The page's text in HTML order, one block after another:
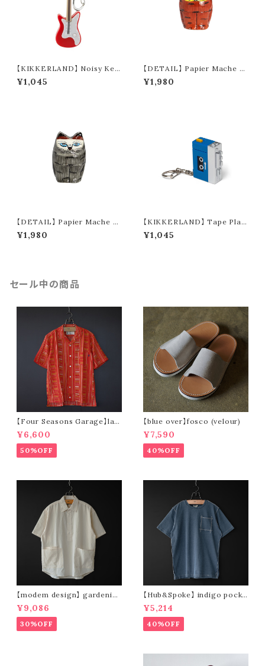
【KIKKERLAND】 Noisy Key
Light "Guitar" (2colors)
¥1,045
【DETAIL】 Papier Mache St
anding Cat (brown)
¥1,980
【DETAIL】 Papier Mache St
anding Cat (gray)
¥1,980
【KIKKERLAND】 Tape Play
er LED Keychain
¥1,045
セール中の商品
【Four Seasons Garage】lad
der stripe open collar s/s s
hirt (orange)
¥6,600
50%OFF
【blue over】fosco (velour)
¥7,590
40%OFF
【modem design】 gardenin
g s/s shirt (sand)
¥9,086
30%OFF
【Hub&Spoke】 indigo pocke
t t-shirt (light indigo)
¥5,214
40%OFF